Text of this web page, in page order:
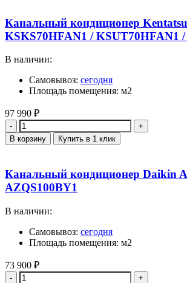
Канальный кондиционер Kentatsu
KSKS70HFAN1 / KSUT70HFAN1 /
В наличии:
Самовывоз: сегодня
Площадь помещения: м2
97 990 ₽
Количество
В корзину Купить в 1 клик
Канальный кондиционер Daikin
AZQS100BY1
В наличии:
Самовывоз: сегодня
Площадь помещения: м2
73 900 ₽
Количество